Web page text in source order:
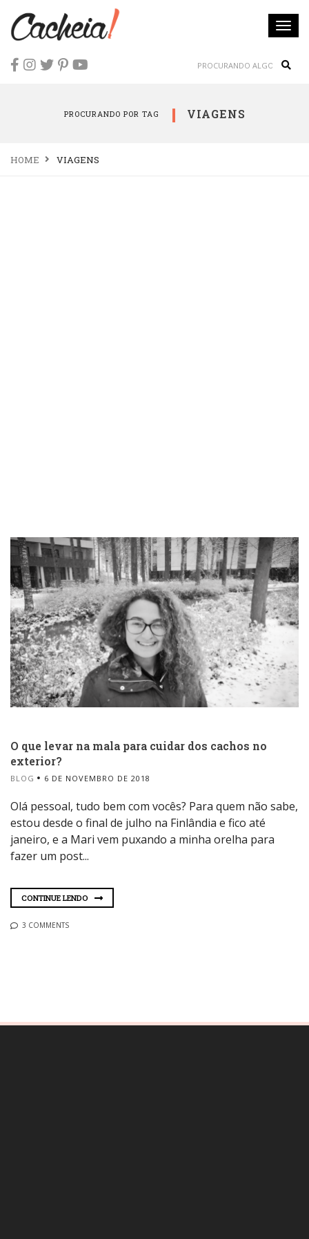
PROCURANDO POR TAG VIAGENS
HOME VIAGENS
O que levar na mala para cuidar dos cachos no
exterior?
BLOG 6 DE NOVEMBRO DE 2018
Olá pessoal, tudo bem com vocês? Para quem não sabe,
estou desde o final de julho na Finlândia e fico até
janeiro, e a Mari vem puxando a minha orelha para
fazer um post...
CONTINUE LENDO
3 COMMENTS